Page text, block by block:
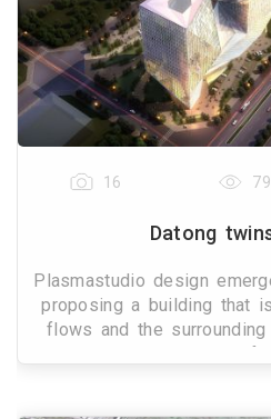
16
Datong
Plasmastudio design
proposing a building that
flows and the surrounding
dual axis disposition of